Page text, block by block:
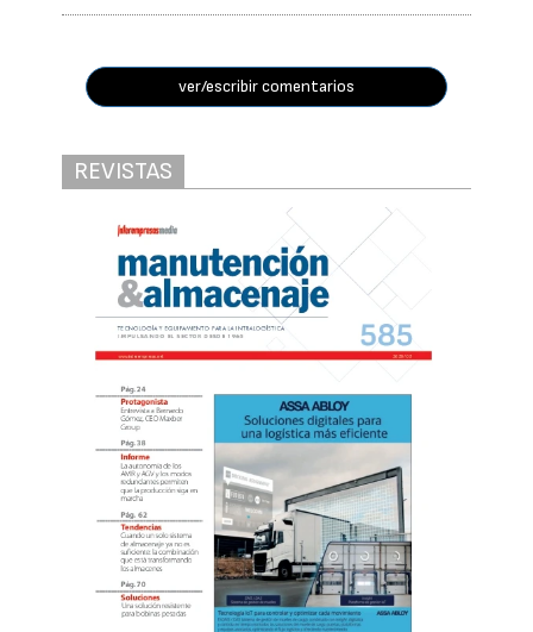
ver/escribir comentarios
REVISTAS